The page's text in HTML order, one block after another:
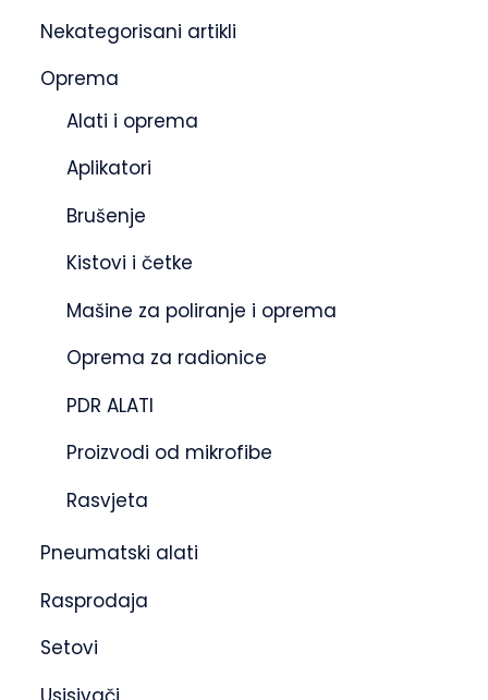
Nekategorisani artikli
Oprema
Alati i oprema
Aplikatori
Brušenje
Kistovi i četke
Mašine za poliranje i oprema
Oprema za radionice
PDR ALATI
Proizvodi od mikrofibe
Rasvjeta
Pneumatski alati
Rasprodaja
Setovi